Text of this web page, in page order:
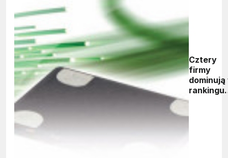
Cztery
firmy
dominują
rankingu